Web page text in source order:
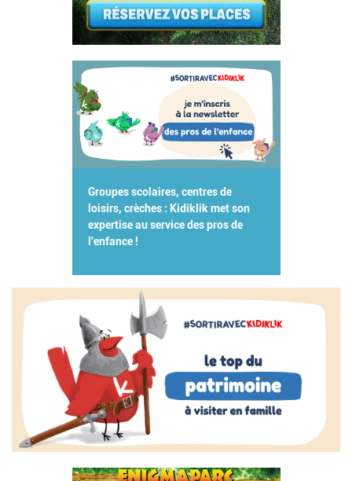
Groupes scolaires, centres de
loisirs, crèches : Kidiklik met son
expertise au service des pros de
l'enfance !